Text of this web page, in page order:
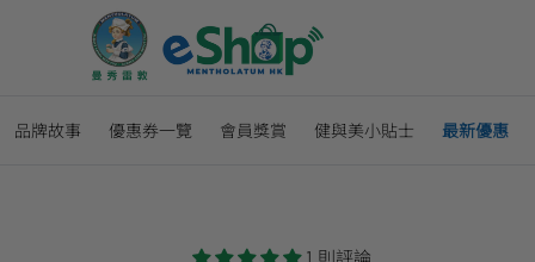
品牌故事 優惠券一覽 會員獎賞 健與美小貼士 最新優惠
1 則評論